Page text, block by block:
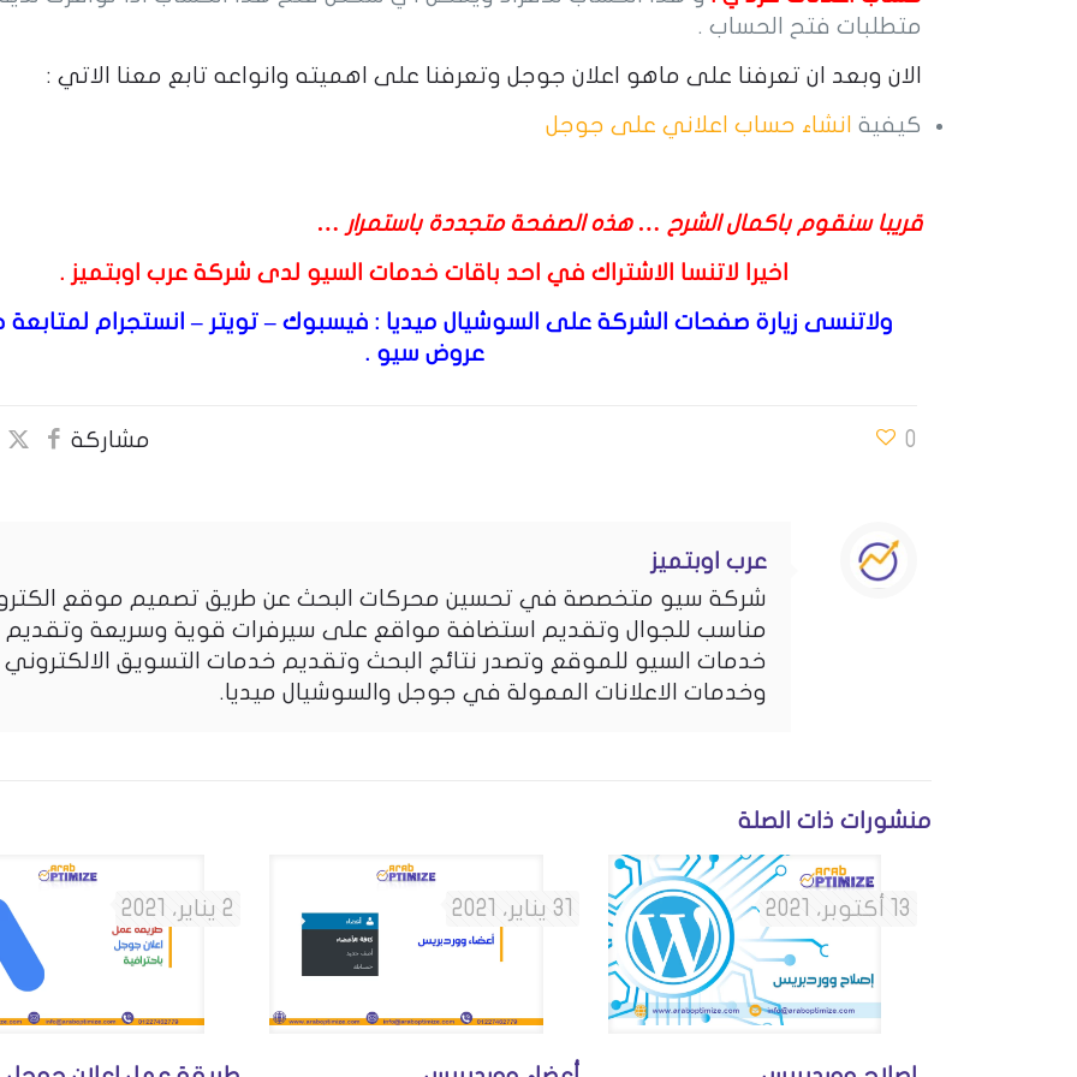
متطلبات فتح الحساب .
الان وبعد ان تعرفنا على ماهو اعلان جوجل وتعرفنا على اهميته وانواعه تابع معنا الاتي :
كيفية انشاء حساب اعلاني على جوجل
قريبا سنقوم باكمال الشرح … هذه الصفحة متجددة باستمرار …
اخيرا لاتنسا الاشتراك في احد باقات خدمات السيو لدى شركة عرب اوبتميز .
ولاتنسى زيارة صفحات الشركة على السوشيال ميديا : فيسبوك– تويتر – انستجرام لمتابعة
عروض سيو .
مشاركة 0
عرب اوبتميز
شركة سيو متخصصة في تحسين محركات البحث عن طريق تصميم موقع
مناسب للجوال وتقديم استضافة مواقع على سيرفرات قوية وسريعة وتقديم
خدمات السيو للموقع وتصدر نتائج البحث وتقديم خدمات التسويق الالكتروني
وخدمات الاعلانات الممولة في جوجل والسوشيال ميديا.
منشورات ذات الصلة
13 أكتوبر، 2021 31 يناير، 2021 2 يناير، 2021